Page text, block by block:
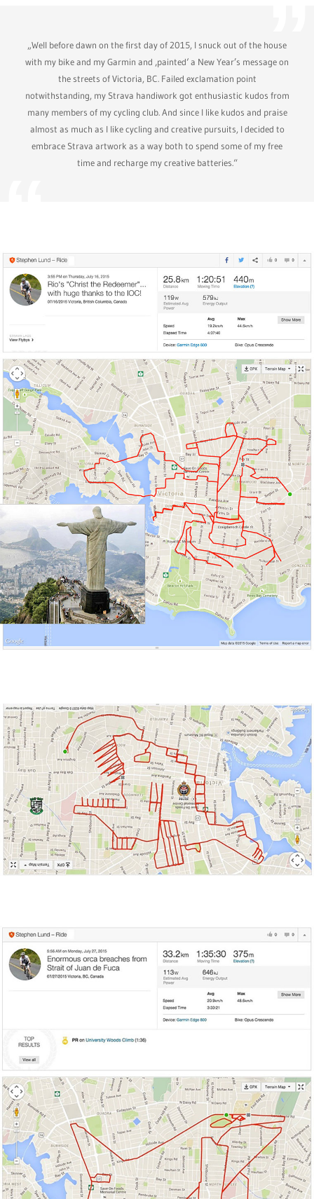
„Well before dawn on the first day of 2015, I snuck out of the house
with my bike and my Garmin and ‚painted‘ a New Year’s message on
the streets of Victoria, BC. Failed exclamation point
notwithstanding, my Strava handiwork got enthusiastic kudos from
many members of my cycling club. And since I like kudos and praise
almost as much as I like cycling and creative pursuits, I decided to
embrace Strava artwork as a way both to spend some of my free
time and recharge my creative batteries.“